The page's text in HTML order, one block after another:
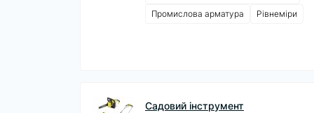
Промислова арматура
Рівнеміри
Садовий інструмент